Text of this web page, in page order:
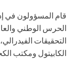
قام المسؤولون في
الحرس الوطني
التحقيقات
الكابيتول ومكتب